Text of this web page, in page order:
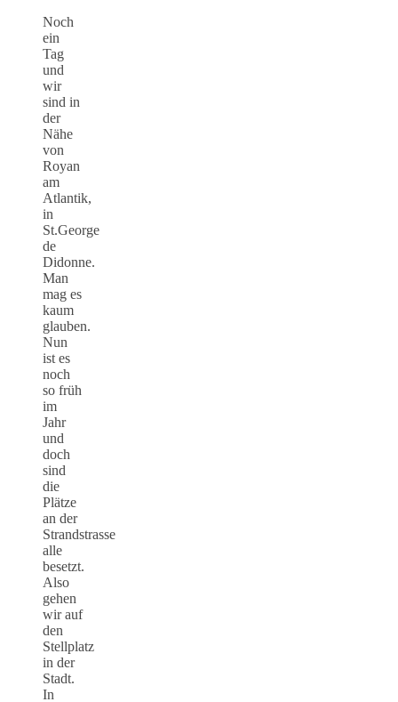
Noch
ein
Tag
und
wir
sind in
der
Nähe
von
Royan
am
Atlantik,
in
St.George
de
Didonne.
Man
mag es
kaum
glauben.
Nun
ist es
noch
so früh
im
Jahr
und
doch
sind
die
Plätze
an der
Strandstrasse
alle
besetzt.
Also
gehen
wir auf
den
Stellplatz
in der
Stadt.
In